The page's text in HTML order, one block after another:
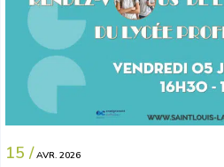
15 / AVR. 2026